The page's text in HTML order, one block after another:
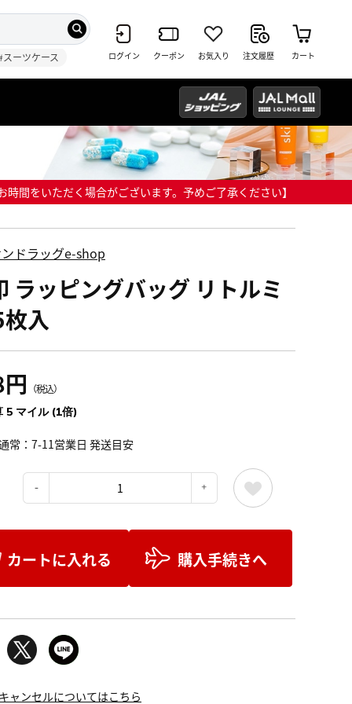
スーツケース ログイン クーポン お気入り 注文履歴 カート
間をいただく場合がございます。予めご了承ください】
ドラッグe-shop
ラッピングバッグ リトルミ
入
（税込）
5 マイル (1倍)
常：7-11営業日 発送目安
カートに入れる 購入手続きへ
ャンセルについてはこちら